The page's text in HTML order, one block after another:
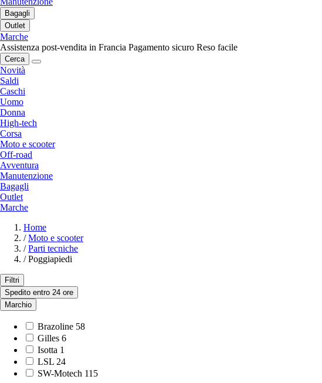
Bagagli
Outlet
Marche
Assistenza post-vendita in Francia Pagamento sicuro Reso facile
Cerca
Novità
Saldi
Caschi
Uomo
Donna
High-tech
Corsa
Moto e scooter
Off-road
Avventura
Manutenzione
Bagagli
Outlet
Marche
Home
/ Moto e scooter
/ Parti tecniche
/ Poggiapiedi
Filtri
Spedito entro 24 ore
Marchio
Brazoline 58
Gilles 6
Isotta 1
LSL 24
SW-Motech 115